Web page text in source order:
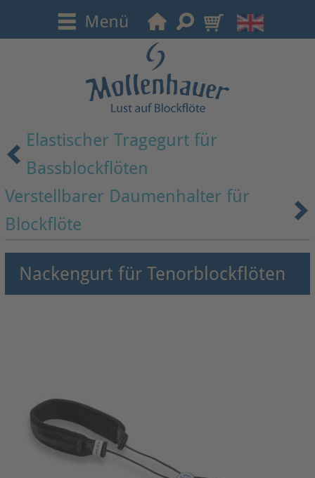
Elastischer Tragegurt für
Bassblockflöten
Verstellbarer Daumenhalter für
Blockflöte
Nackengurt für Tenorblockflöten